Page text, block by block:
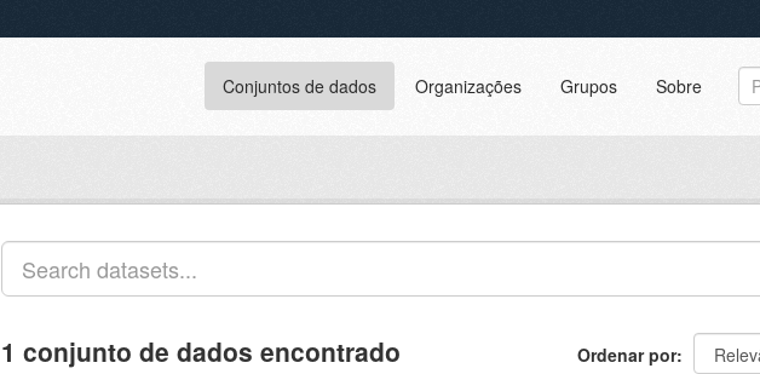
Conjuntos de dados Organizações Grupos Sobre
Ordenar por
1 conjunto de dados encontrado